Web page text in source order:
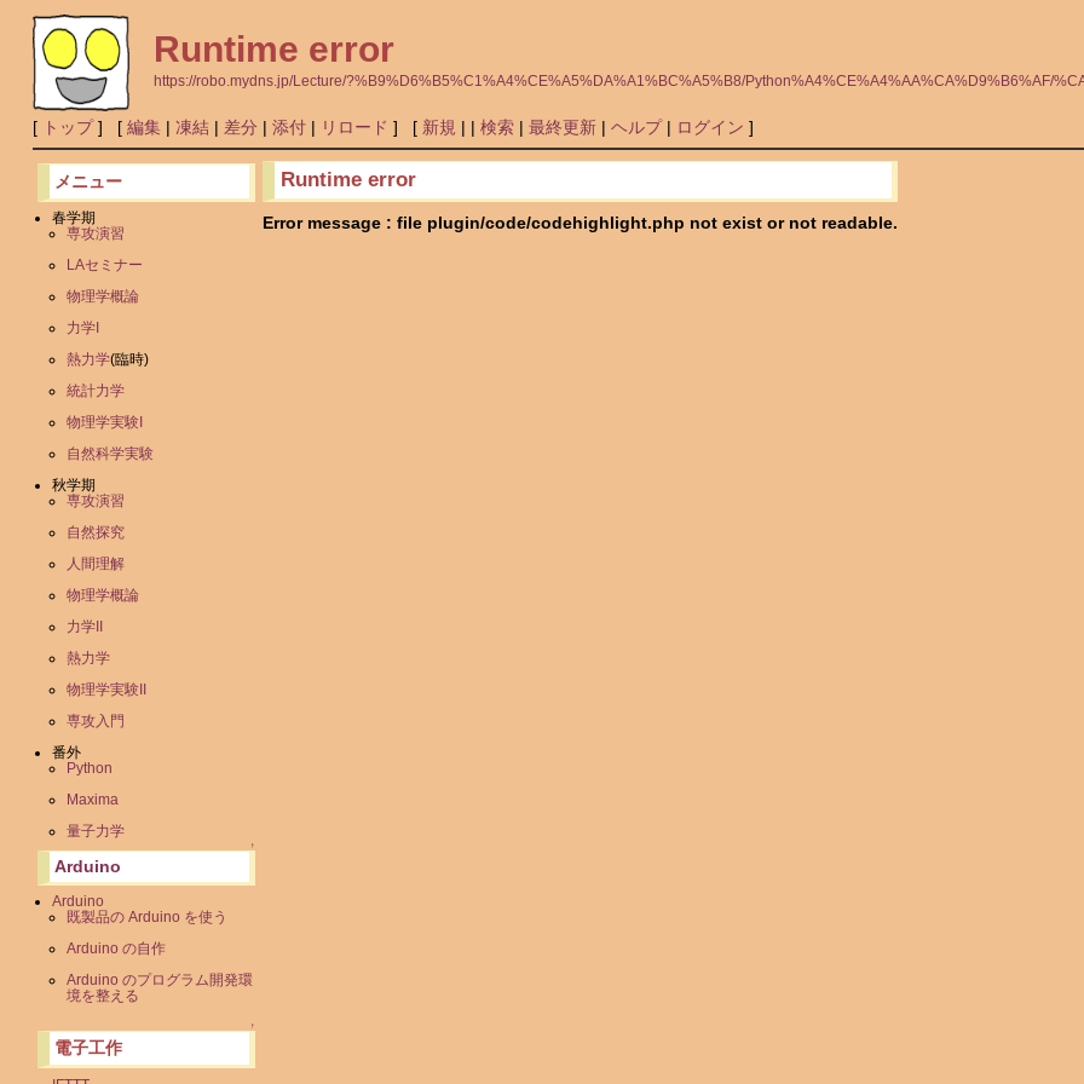
Runtime error
https://robo.mydns.jp/Lecture/?%B9%D6%B5%C1%A4%CE%A5%DA%A1%BC%A5%B8/Python%A4%CE%A4%AA%CA%D9%B6%AF/
[ トップ] [ 編集| 凍結 | 差分 | 添付| リロード ] [ 新規 | | 検索| 最終更新| ヘルプ| ログイン ]
メニュー
春学期
専攻演習
LAセミナー
物理学概論
力学I
熱力学(臨時)
統計力学
物理学実験I
自然科学実験
秋学期
専攻演習
自然探究
人間理解
物理学概論
力学II
熱力学
物理学実験II
専攻入門
番外
Python
Maxima
量子力学
↑
Arduino
Arduino
既製品の Arduino を使う
Arduino の自作
Arduino のプログラム開発環
境を整える
↑
電子工作
Runtime error
Error message : file plugin/code/codehighlight.php not exist or not readable.